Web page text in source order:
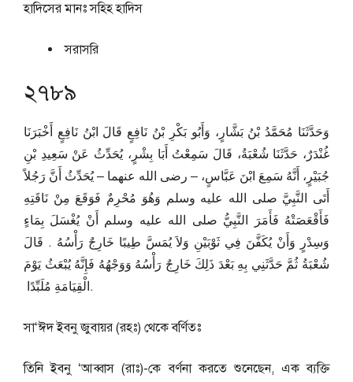
হাদিসের মানঃসহিহ হাদিস
সরাসরি
২৭৮৯
وَحَدَّثَنَا مُحَمَّدُ بْنُ بَشَّارٍ، وَأَبُو بَكْرِ بْنُ نَافِعٍ قَالَ ابْنُ نَافِعٍ أَخْبَرَنَا
غُنْدَرٌ، حَدَّثَنَا شُعْبَةُ، قَالَ سَمِعْتُ أَبَا بِشْرٍ، يُحَدِّثُ عَنْ سَعِيدِ بْنِ
جُبَيْرٍ، أَنَّهُ سَمِعَ ابْنَ عَبَّاسٍ، – رضى الله عنهما – يُحَدِّثُ أَنَّ رَجُلاً
أَتَى النَّبِيَّ صلى الله عليه وسلم وَهُوَ مُحْرِمٌ فَوَقَعَ مِنْ نَاقَتِهِ
فَأَقْعَصَتْهُ فَأَمَرَ النَّبِيُّ صلى الله عليه وسلم أَنْ يُغْسَلَ بِمَاءٍ
وَسِدْرٍ وَأَنْ يُكَفَّنَ فِي ثَوْبَيْنِ وَلاَ يُمَسَّ طِيبًا خَارِجٌ رَأْسُهُ ‏.‏ قَالَ
شُعْبَةُ ثُمَّ حَدَّثَنِي بِهِ بَعْدَ ذَلِكَ خَارِجٌ رَأْسُهُ وَوَجْهُهُ فَإِنَّهُ يُبْعَثُ يَوْمَ
الْقِيَامَةِ مُلَبِّدًا ‏.
সা‘ঈদ ইবনু জুবায়র (রহঃ) থেকে বর্ণিতঃ
তিনি ইবনু ‘আব্বাস (রাঃ)-কে বর্ণনা করতে শুনেছেন, এক ব্যক্তি